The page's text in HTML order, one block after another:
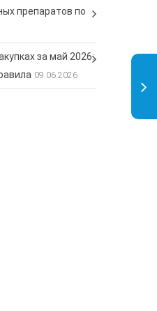
препаратов по
за май 2026:
09.06.2026